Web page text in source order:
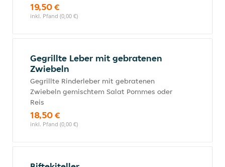
19,50 €
inkl. Pfand (0,00 €)
Gegrillte Leber mit gebratenen
Zwiebeln
Gegrillte Rinderleber mit gebratenen
Zwiebeln gemischtem Salat Pommes oder
Reis
18,50 €
inkl. Pfand (0,00 €)